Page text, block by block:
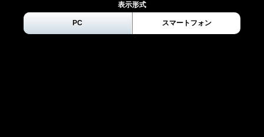
表示形式
PC スマートフォン